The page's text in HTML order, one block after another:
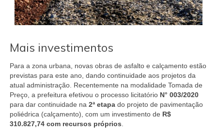
Mais investimentos
Para a zona urbana, novas obras de asfalto e calçamento estão
previstas para este ano, dando continuidade aos projetos da
atual administração. Recentemente na modalidade Tomada de
Preço, a prefeitura efetivou o processo licitatório N° 003/2020
para dar continuidade na 2ª etapa do projeto de pavimentação
poliédrica (calçamento), com um investimento de R$
310.827,74 com recursos próprios